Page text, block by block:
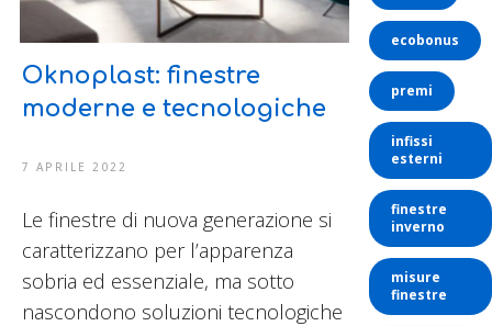
Oknoplast: finestre
moderne e tecnologiche
7 APRILE 2022
Le finestre di nuova generazione si
caratterizzano per l’apparenza
sobria ed essenziale, ma sotto
nascondono soluzioni tecnologiche
ecobonus
premi
infissi
esterni
finestre
inverno
misure
finestre